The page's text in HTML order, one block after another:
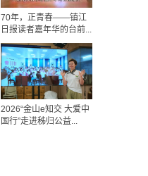
70年，正青春——镇江
日报读者嘉年华的台前...
2026“金山e知交 大爱中
国行”走进秭归公益...